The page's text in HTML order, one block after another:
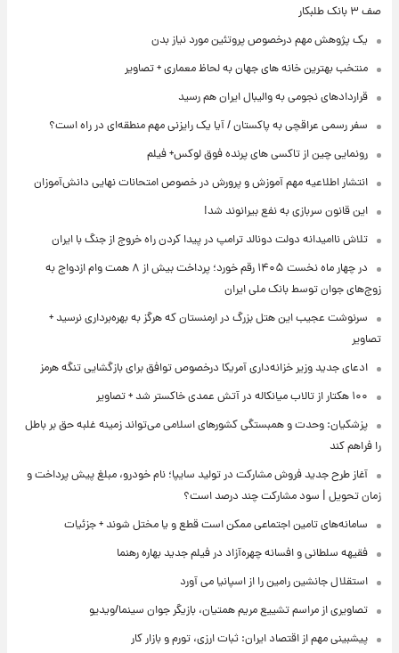
صف ۳ بانک طلبکار
یک پژوهش مهم درخصوص پروتئین مورد نیاز بدن
منتخب بهترین خانه های جهان به لحاظ معماری + تصاویر
قراردادهای نجومی به والیبال ایران هم رسید
سفر رسمی عراقچی به پاکستان / آیا یک رایزنی مهم منطقه‌ای در راه است؟
رونمایی چین از تاکسی های پرنده فوق لوکس+ فیلم
انتشار اطلاعیه مهم آموزش و پرورش در خصوص امتحانات نهایی دانش‌آموزان
این قانون سربازی به نفع بیرانوند شد!
تلاش ناامیدانه‌ دولت دونالد ترامپ در پیدا کردن راه خروج از جنگ با ایران
در چهار ماه نخست ۱۴۰۵ رقم خورد؛ پرداخت بیش از ۸ همت وام ازدواج به
زوج‌های جوان توسط بانک ملی ایران
سرنوشت عجیب این هتل بزرگ در ارمنستان که هرگز به بهره‌برداری نرسید +
تصاویر
ادعای جدید وزیر خزانه‌داری آمریکا درخصوص توافق برای بازگشایی تنگه هرمز
۱۰۰ هکتار از تالاب میانکاله در آتش عمدی خاکستر شد + تصاویر
پزشکیان: وحدت و همبستگی کشورهای اسلامی می‌تواند زمینه غلبه حق بر باطل
را فراهم کند
آغاز طرح جدید فروش مشارکت در تولید سایپا؛ نام خودرو، مبلغ پیش پرداخت و
زمان تحویل | سود مشارکت چند درصد است؟
سامانه‌های تامین اجتماعی ممکن است قطع و یا مختل شوند + جزئیات
فقیهه سلطانی و افسانه چهره‌آزاد در فیلم جدید بهاره رهنما
استقلال جانشین رامین را از اسپانیا می آورد
تصاویری از مراسم تشییع مریم همتیان، بازیگر جوان سینما/ویدیو
پیشبینی مهم از اقتصاد ایران: ثبات ارزی، تورم و بازار کار